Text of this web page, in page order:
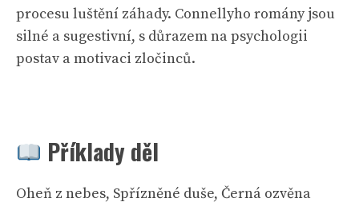
procesu luštění záhady. Connellyho romány jsou
silné a sugestivní, s důrazem na psychologii
postav a motivaci zločinců.
Příklady děl
Oheň z nebes, Spřízněné duše, Černá ozvěna